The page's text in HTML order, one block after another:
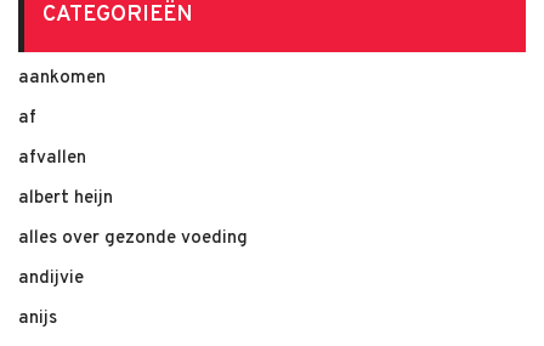
CATEGORIEËN
aankomen
af
afvallen
albert heijn
alles over gezonde voeding
andijvie
anijs